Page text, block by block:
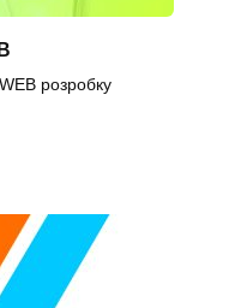
розробку